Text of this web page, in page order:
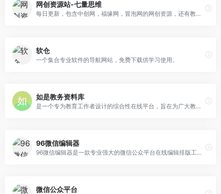
网创资源站-七量思维
每日更新，包含中创网，福缘网，冒泡网的网创资源，还有教程，软件，游戏，源码等资源！
软仓
一个集合专业软件的导航网站，免费下载供学习使用。
如是教务资料库
是一个专为教育工作者设计的综合性在线平台，旨在为广大教师提供丰富、专业、便捷的教务资源。
96微信编辑器
96微信编辑器是一款专业强大的微信公众平台在线编辑排版工具,96微信编辑器提供手机预览功能,让用户在微信图文文章内容排版,文本编辑,素材编辑上更加方便,在线免费使用的微信公众号编辑器。
微信公众平台